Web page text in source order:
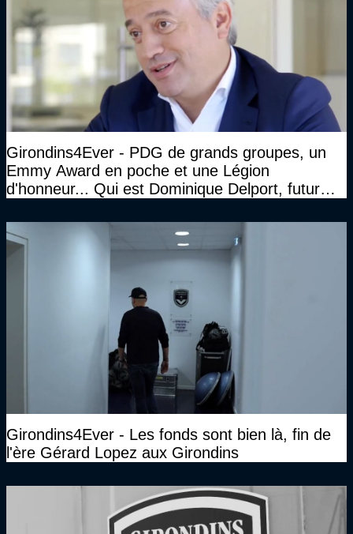
Girondins4Ever - PDG de grands groupes, un
Emmy Award en poche et une Légion
d'honneur... Qui est Dominique Delport, futur
Girondins4Ever - Les fonds sont bien là, fin de
l'ère Gérard Lopez aux Girondins